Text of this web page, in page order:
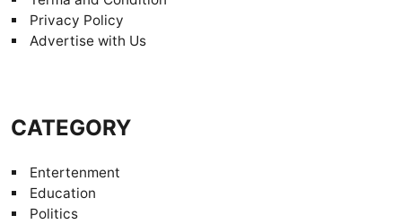
Privacy Policy
Advertise with Us
CATEGORY
Entertenment
Education
Politics